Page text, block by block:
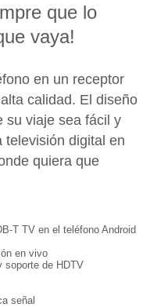
que lo
vaya!
en un receptor
calidad. El diseño
su viaje sea fácil y
televisión digital en
quiera que
T TV en el teléfono Android
en vivo
soporte de HDTV
señal